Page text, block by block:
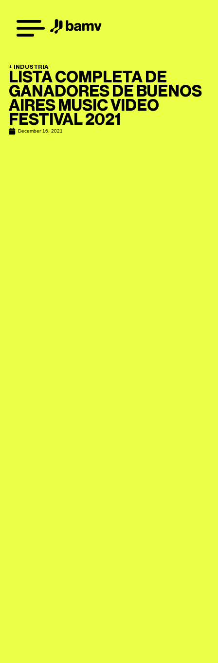
+ INDUSTRIA
LISTA COMPLETA DE
GANADORES DE BUENOS
AIRES MUSIC VIDEO
FESTIVAL 2021
December 16, 2021